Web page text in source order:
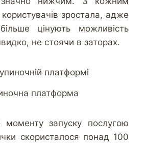
користувачів зростала, адже
цінують можливість
не стоячи в заторах.
платформа
запуску послугою
скористалося понад 100